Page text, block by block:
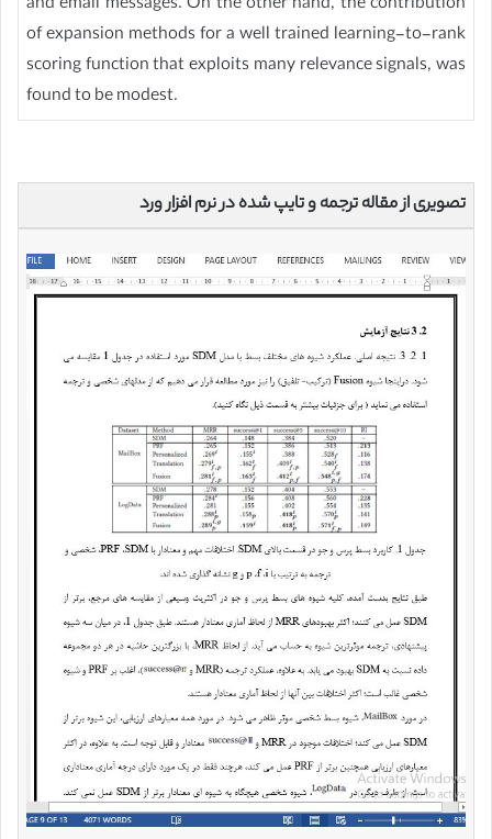
of expansion methods for a well trained learning-to-rank
scoring function that exploits many relevance signals, was
found to be modest.
تصویری از مقاله ترجمه و تایپ شده در نرم افزار ورد